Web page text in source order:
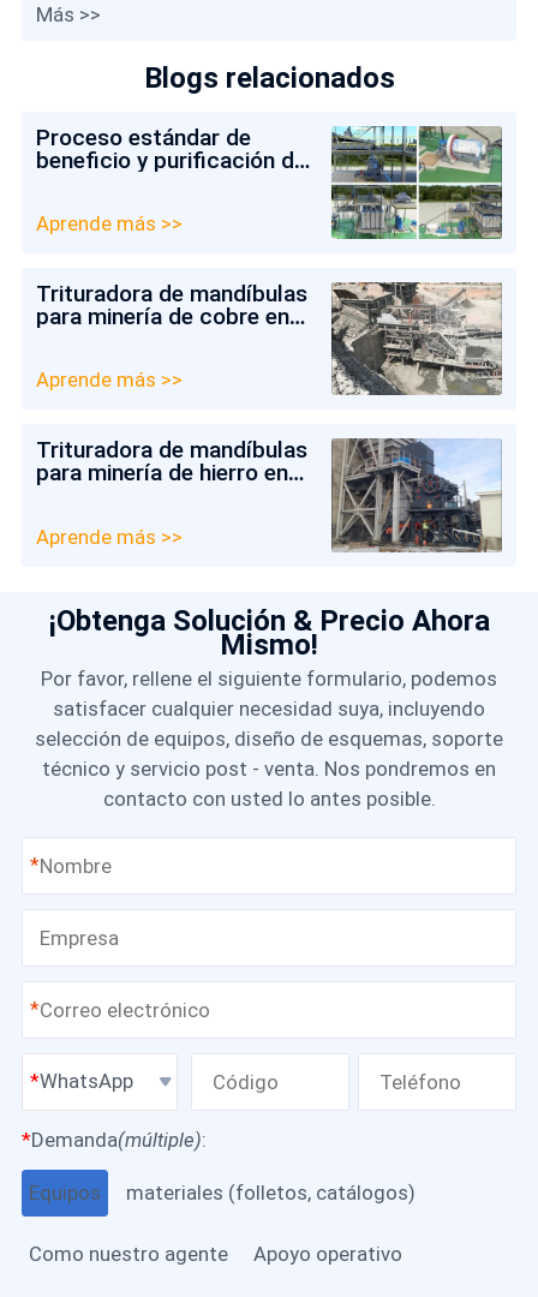
Más >>
Blogs relacionados
Proceso estándar de
beneficio y purificación de
Aprende más >>
Trituradora de mandíbulas
para minería de cobre en
Aprende más >>
Trituradora de mandíbulas
para minería de hierro en
Aprende más >>
¡Obtenga Solución & Precio Ahora
Mismo!
Por favor, rellene el siguiente formulario, podemos
satisfacer cualquier necesidad suya, incluyendo
selección de equipos, diseño de esquemas, soporte
técnico y servicio post - venta. Nos pondremos en
contacto con usted lo antes posible.
*
*
WhatsApp
*Demanda(múltiple):
Equipos materiales (folletos, catálogos)
Como nuestro agente Apoyo operativo